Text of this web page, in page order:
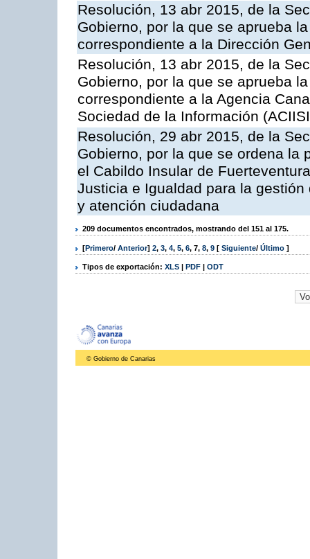
Resolución, 13 abr 2015, de la
Gobierno, por la que se aprueba
correspondiente a la Dirección
Resolución, 13 abr 2015, de la
Gobierno, por la que se aprueba
correspondiente a la Agencia
Sociedad de la Información
Resolución, 29 abr 2015, de la
Gobierno, por la que se ordena la
el Cabildo Insular de
Justicia e Igualdad para la
y atención ciudadana
209 documentos encontrados, mostrando del 151 al 175.
[Primero/ Anterior] 2, 3, 4, 5, 6, 7, 8, 9 [ Siguiente/ Último ]
Tipos de exportación: XLS | PDF | ODT
© Gobierno de Canarias